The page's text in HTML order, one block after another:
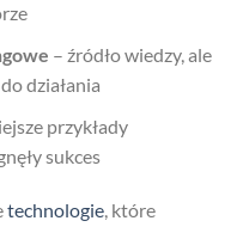
– źródło wiedzy, ale
działania
przykłady
sukces
technologie, które